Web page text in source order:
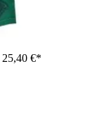
25,40 €*